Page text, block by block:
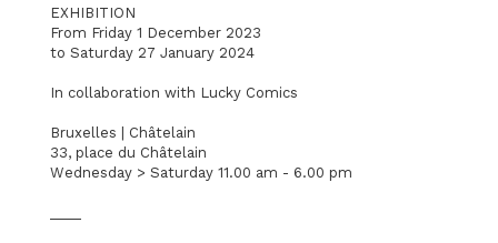
EXHIBITION
From Friday 1 December 2023
to Saturday 27 January 2024
In collaboration with Lucky Comics
Bruxelles | Châtelain
33, place du Châtelain
Wednesday > Saturday 11.00 am - 6.00 pm